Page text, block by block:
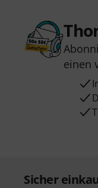
einen
Sicher